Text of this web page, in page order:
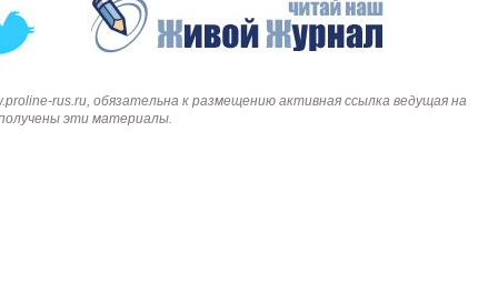
руб.
250 руб.
30 руб.
137 руб.
rus.ru, обязательна к размещению активная ссылка ведущая на
эти материалы.